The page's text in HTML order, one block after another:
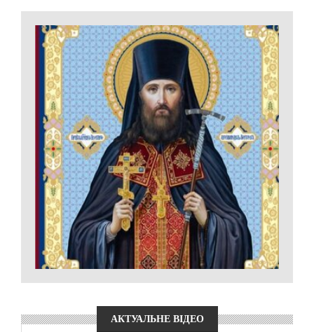
АКТУАЛЬНЕ ВІДЕО